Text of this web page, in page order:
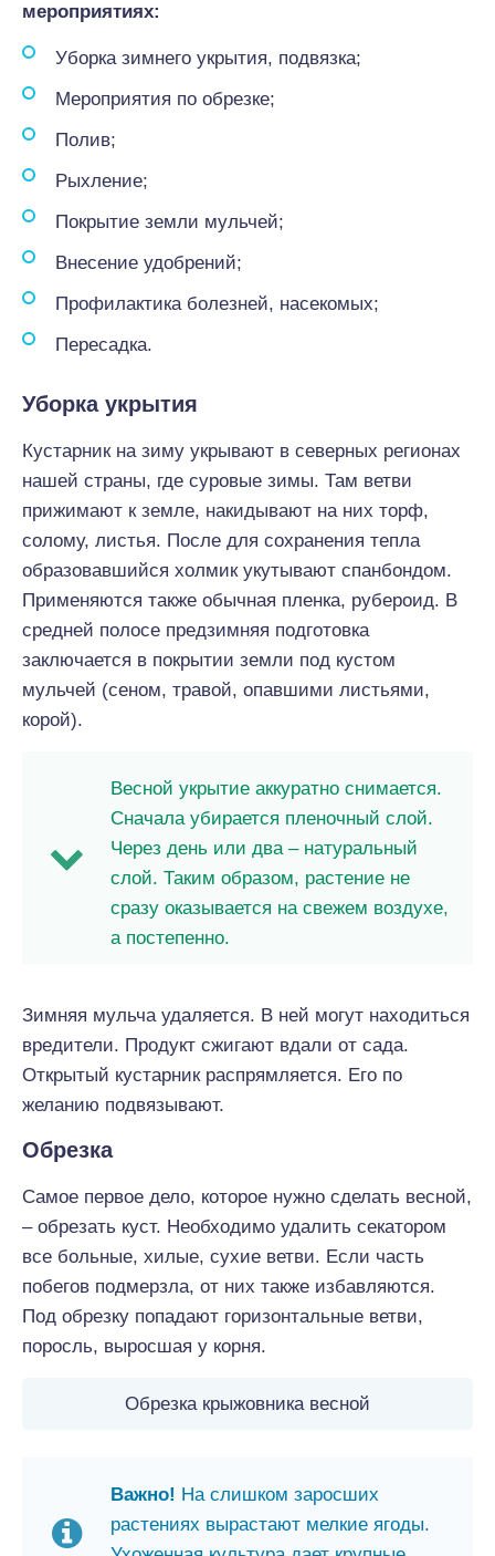
мероприятиях:
Уборка зимнего укрытия, подвязка;
Мероприятия по обрезке;
Полив;
Рыхление;
Покрытие земли мульчей;
Внесение удобрений;
Профилактика болезней, насекомых;
Пересадка.
Уборка укрытия
Кустарник на зиму укрывают в северных регионах
нашей страны, где суровые зимы. Там ветви
прижимают к земле, накидывают на них торф,
солому, листья. После для сохранения тепла
образовавшийся холмик укутывают спанбондом.
Применяются также обычная пленка, рубероид. В
средней полосе предзимняя подготовка
заключается в покрытии земли под кустом
мульчей (сеном, травой, опавшими листьями,
корой).
Весной укрытие аккуратно снимается.
Сначала убирается пленочный слой.
Через день или два – натуральный
слой. Таким образом, растение не
сразу оказывается на свежем воздухе,
а постепенно.
Зимняя мульча удаляется. В ней могут находиться
вредители. Продукт сжигают вдали от сада.
Открытый кустарник распрямляется. Его по
желанию подвязывают.
Обрезка
Самое первое дело, которое нужно сделать веcной,
– обрезать куст. Необходимо удалить секатором
все больные, хилые, сухие ветви. Если часть
побегов подмерзла, от них также избавляются.
Под обрезку попадают горизонтальные ветви,
поросль, выросшая у корня.
Обрезка крыжовника весной
Важно! На слишком заросших
растениях вырастают мелкие ягоды.